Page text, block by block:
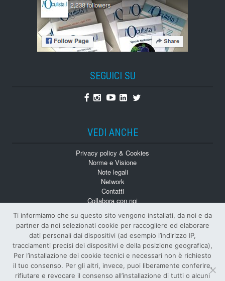
SEGUICI SU
Facebook
Instagram
YoutubeLinkedin
Twitter
VEDI ANCHE
Privacy policy & Cookies
Norme e Visione
Note legali
Network
Contatti
Collabora con noi
Numeri Arretrati
Ti informiamo che su questo sito vengono installati, da noi e da
partner da noi selezionati cookie per raccogliere ed elaborare
dati personali dai dispositivi (ad esempio l’indirizzo IP,
tracciamenti precisi dei dispositivi e della posizione geografica),
Per l’installazione dei cookie tecnici e necessari non è richiesto
il tuo consenso. Per gli altri, invece, puoi liberamente conferire,
rifiutare e revocare il consenso all’installazione di tutti o alcuni